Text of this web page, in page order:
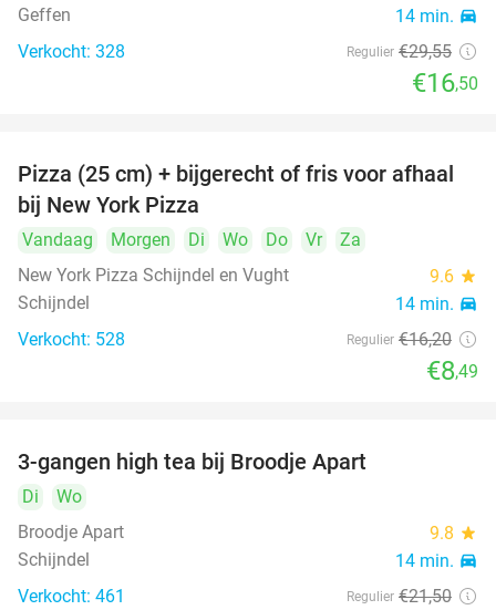
Geffen 14 min. directions_car
Verkocht: 328 Regulier €29,55
€16,50
48%
Pizza (25 cm) + bijgerecht of fris voor afhaal
bij New York Pizza
Vandaag Morgen Di Wo Do Vr
Za
New York Pizza Schijndel en Vught
9.6 star
Schijndel 14 min. directions_car
Verkocht: 528 Regulier €16,20
€8,49
3-gangen high tea bij Broodje Apart
Di
Wo
Broodje Apart
9.8 star
Schijndel 14 min. directions_car
Verkocht: 461 Regulier €21,50